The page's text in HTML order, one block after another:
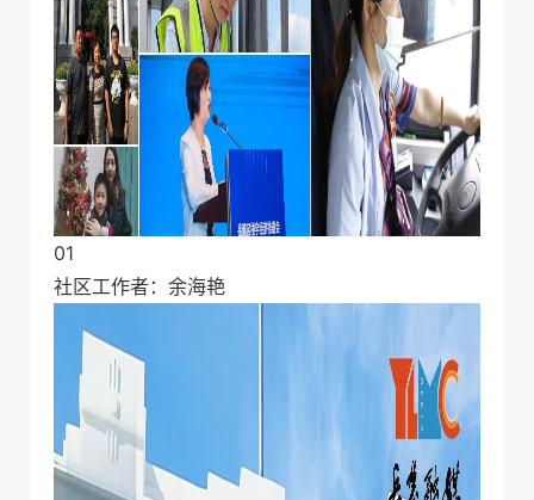
01
社区工作者：余海艳